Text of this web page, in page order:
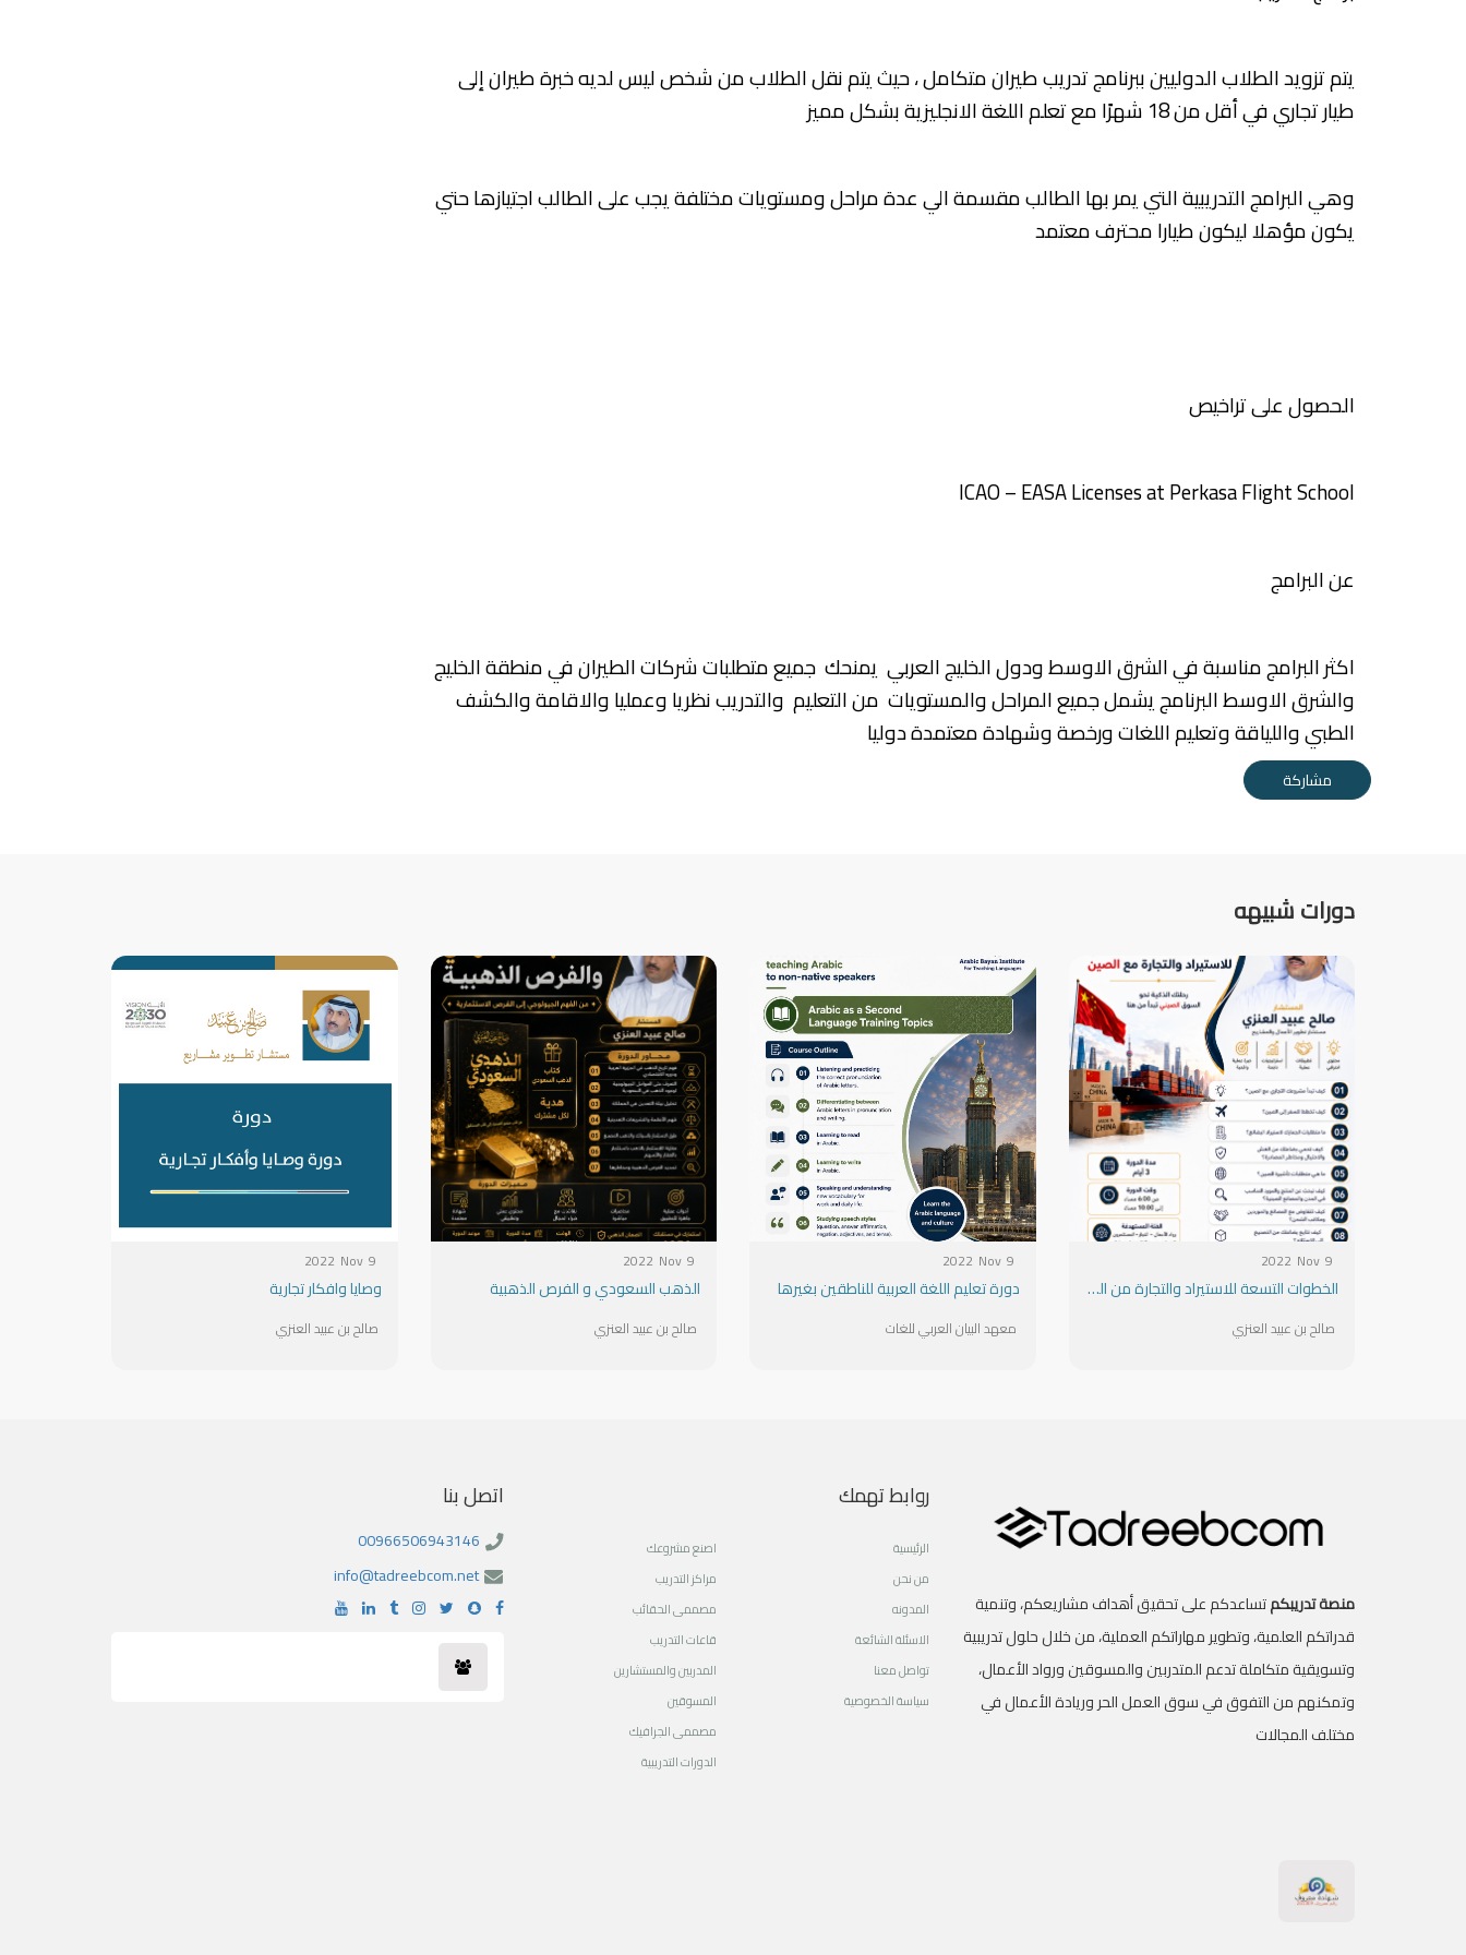
يتم تزويد الطلاب الدوليين ببرنامج تدريب طيران متكامل ، حيث يتم نقل الطلاب من شخص ليس لديه خبرة طيران إلى
طيار تجاري في أقل من 18 شهرًا مع تعلم اللغة الانجليزية بشكل مميز
وهي البرامج التدريبية التي يمر بها الطالب مقسمة الي عدة مراحل ومستويات مختلفة يجب على الطالب اجتيازها حتي
يكون مؤهلا ليكون طيارا محترف معتمد
الحصول على تراخيص
ICAO – EASA Licenses at Perkasa Flight School
عن البرامج
اكثر البرامج مناسبة في الشرق الاوسط ودول الخليج العربي يمنحك جميع متطلبات شركات الطيران في منطقة الخليج
والشرق الاوسط البرنامج يشمل جميع المراحل والمستويات من التعليم والتدريب نظريا وعمليا والاقامة والكشف
الطبي واللياقة وتعليم اللغات ورخصة وشهادة معتمدة دوليا
مشاركة
دورات شبيهه
9
Nov
2022
الخطوات التسعة للاستيراد والتجارة من الصين
صالح بن عبيد العنزي
9
Nov
2022
دورة تعليم اللغة العربية للناطقين بغيرها
معهد البيان العربي للغات
9
Nov
2022
الذهب السعودي و الفرص الذهبية
صالح بن عبيد العنزي
9
Nov
2022
وصايا وافكار تجارية
صالح بن عبيد العنزي
منصة تدريبكمتساعدكم على تحقيق أهداف مشاريعكم، وتنمية
قدراتكم العلمية، وتطوير مهاراتكم العملية، من خلال حلول تدريبية
وتسويقية متكاملة تدعم المتدربين والمسوقين ورواد الأعمال،
وتمكنهم من التفوق في سوق العمل الحر وريادة الأعمال في
مختلف المجالات
روابط تهمك
الرئيسية
من نحن
المدونه
الاسئلة الشائعة
تواصل معنا
سياسة الخصوصية
اصنع مشروعك
مراكز التدريب
مصممى الحقائب
قاعات التدريب
المدربين والمستشارين
المسوقين
مصممى الجرافيك
الدورات التدريبية
اتصل بنا
00966506943146
info@tadreebcom.net